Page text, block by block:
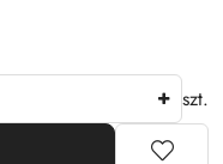
szt.